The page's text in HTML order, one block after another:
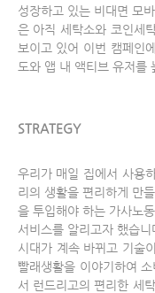
성장하고 있는 비대면 모
은 아직 세탁소와 코인세
보이고 있어 이번 캠페인
도와 앱 내 액티브 유저를
STRATEGY
우리가 매일 집에서 사용
리의 생활을 편리하게 만
을 투입해야 하는 가사노
서비스를 알리고자 했습니
시대가 계속 바뀌고 기술
빨래생활을 이야기하여
서 런드리고의 편리한 세